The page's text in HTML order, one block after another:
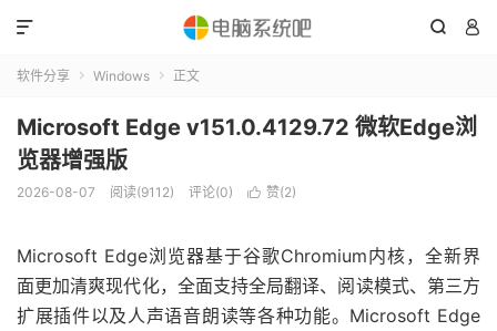
 

软件分享  Windows  正文
Microsoft Edge v151.0.4129.72 微软Edge浏
览器增强版
2026-08-07 阅读(9112) 评论(0)  赞(2)
Microsoft Edge浏览器基于谷歌Chromium内核，全新界
面更加清爽现代化，全面支持全局翻译、阅读模式、第三方
扩展插件以及人声语音朗读等各种功能。Microsoft Edge